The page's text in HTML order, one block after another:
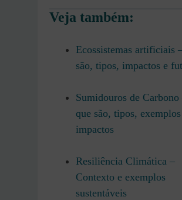
Veja também:
Ecossistemas artificiais
são, tipos, impactos e
Sumidouros de Carbono
que são, tipos,
impactos
Resiliência Climática –
Contexto e exemplos
sustentáveis